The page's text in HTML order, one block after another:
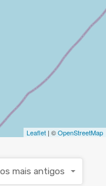
Leaflet | ©OpenStreetMap
mais antigos